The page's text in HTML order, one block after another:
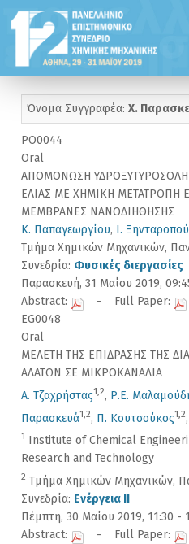
Όνομα Συγγραφέα: Χ.
PO0044
Oral
ΑΠΟΜΟΝΩΣΗ
ΕΛΙΑΣ ΜΕ ΧΗΜΙΚΗ ΜΕΤΑΤΡΟΠΗ
ΜΕΜΒΡΑΝΕΣ ΝΑΝΟΔΙΗΘΗΣΗΣ
Κ. Παπαγεωργίου, Ι.
Τμήμα Χημικών Μηχανικών,
Συνεδρία: Φυσικές διεργασίες
Παρασκευή, 31 Μαίου 2019,
Abstract:
- Full Paper:
EG0048
Oral
ΜΕΛΕΤΗ ΤΗΣ ΕΠΙΔΡΑΣΗΣ ΤΗΣ
ΑΛΑΤΩΝ ΣΕ ΜΙΚΡΟΚΑΝΑΛΙΑ
Α. Τζαχρήστας1,2, Ρ.Ε.
Παρασκευά1,2, Π. Κουτσούκος1,2,
1 Institute of Chemical
Research and Technology
2 Τμήμα Χημικών Μηχανικών,
Συνεδρία: Ενέργεια II
Πέμπτη, 30 Μαίου 2019, 11:30 -
Abstract:
- Full Paper: